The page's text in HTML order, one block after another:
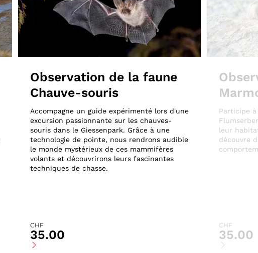
Observation de la faune
Chauve-souris
Accompagne un guide expérimenté lors d'une
excursion passionnante sur les chauves-
souris dans le Giessenpark. Grâce à une
technologie de pointe, nous rendrons audible
le monde mystérieux de ces mammifères
volants et découvrirons leurs fascinantes
techniques de chasse.
CHF
35.00
Participe
leur
découvre
CHF
35.00